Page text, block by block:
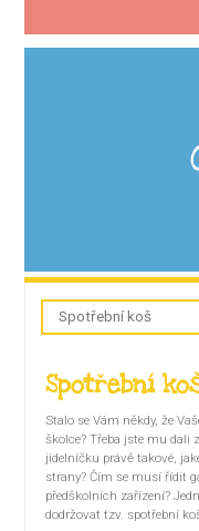
Spotřební
Stalo se Vám někdy, že
školce? Třeba jste mu dali
jídelníčku právě takové,
strany? Čím se musí řídit
předškolních zařízení?
dodržovat tzv. spotřební